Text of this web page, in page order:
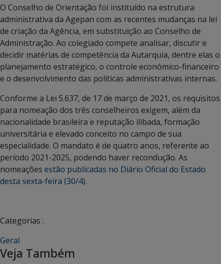
O Conselho de Orientação foi instituído na estrutura
administrativa da Agepan com as recentes mudanças na lei
de criação da Agência, em substituição ao Conselho de
Administração. Ao colegiado compete analisar, discutir e
decidir matérias de competência da Autarquia, dentre elas o
planejamento estratégico, o controle econômico-financeiro
e o desenvolvimento das políticas administrativas internas.
Conforme a Lei 5.637, de 17 de março de 2021, os requisitos
para nomeação dos três conselheiros exigem, além da
nacionalidade brasileira e reputação ilibada, formação
universitária e elevado conceito no campo de sua
especialidade. O mandato é de quatro anos, referente ao
período 2021-2025, podendo haver recondução. As
nomeações estão publicadas no Diário Oficial do Estado
desta sexta-feira (30/4).
Categorias :
Geral
Veja Também